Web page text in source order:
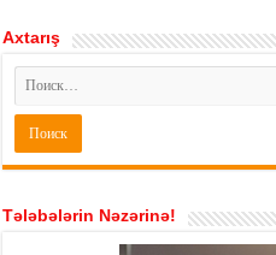
Axtarış
Tələbələrin Nəzərinə!